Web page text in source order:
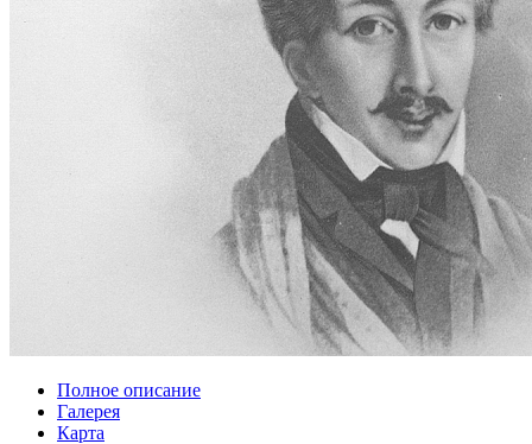
Полное описание
Галерея
Карта